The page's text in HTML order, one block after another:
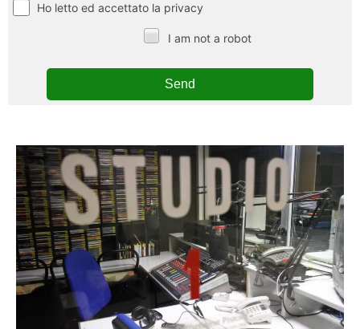
Ho letto ed accettato la privacy
I am not a robot
Send